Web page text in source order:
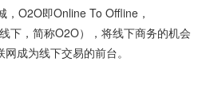
O2O即Online To Offline，
下，简称O2O），将线下商务的机会
成为线下交易的前台。